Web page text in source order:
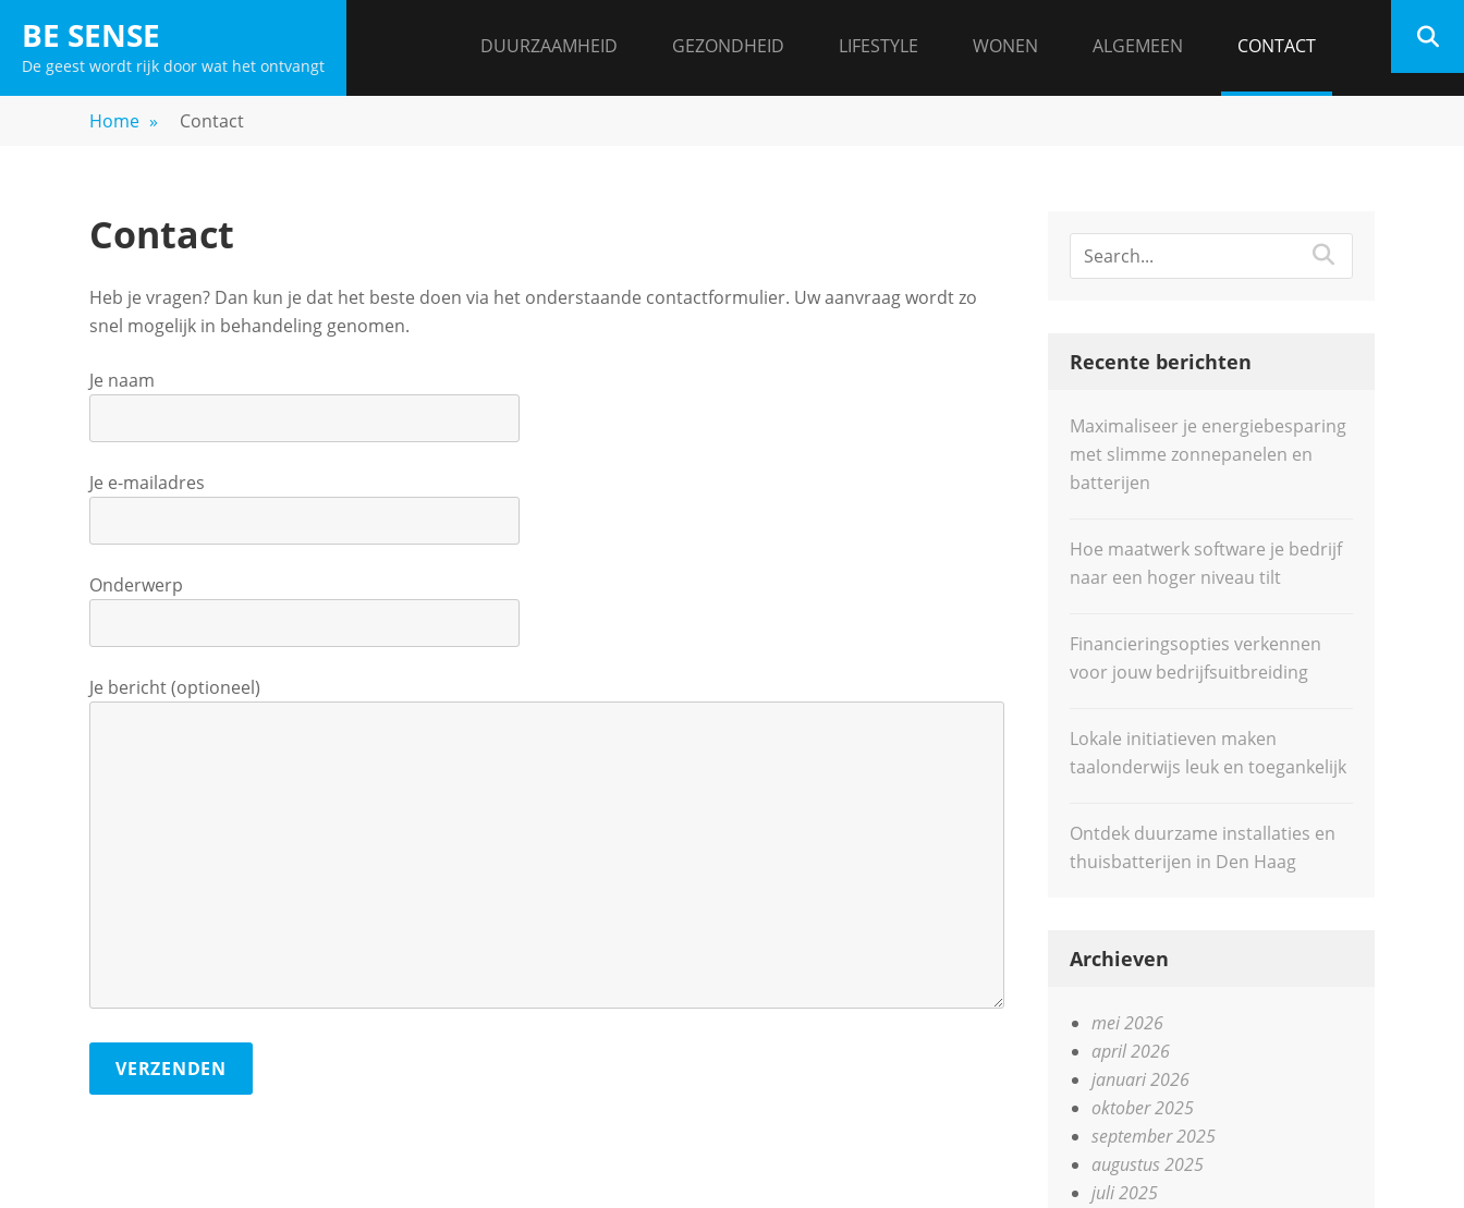
content
BE SENSE
De geest wordt rijk door wat het ontvangt
DUURZAAMHEID GEZONDHEID LIFESTYLE WONEN ALGEMEEN CONTACT
Home » Contact
Contact
Heb je vragen? Dan kun je dat het beste doen via het onderstaande contactformulier. Uw aanvraag wordt zo
snel mogelijk in behandeling genomen.
Je naam
Je e-mailadres
Onderwerp
Je bericht (optioneel)
Recente berichten
Maximaliseer je energiebesparing
met slimme zonnepanelen en
batterijen
Hoe maatwerk software je bedrijf
naar een hoger niveau tilt
Financieringsopties verkennen
voor jouw bedrijfsuitbreiding
Lokale initiatieven maken
taalonderwijs leuk en toegankelijk
Ontdek duurzame installaties en
thuisbatterijen in Den Haag
Archieven
mei 2026
april 2026
januari 2026
oktober 2025
september 2025
augustus 2025
juli 2025